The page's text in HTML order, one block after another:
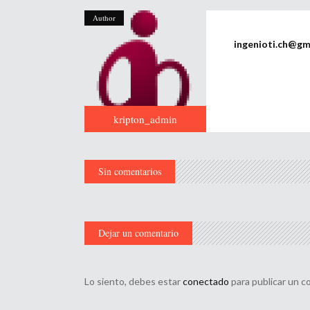
Author
kripton_admin
Sin comentarios
Dejar un comentario
Lo siento, debes estarconectado para publicar un